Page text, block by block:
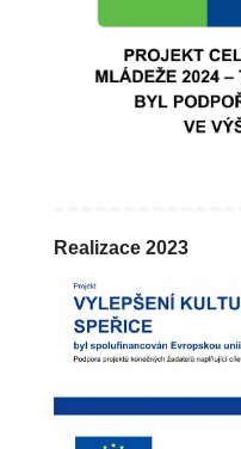
Realizace 2023